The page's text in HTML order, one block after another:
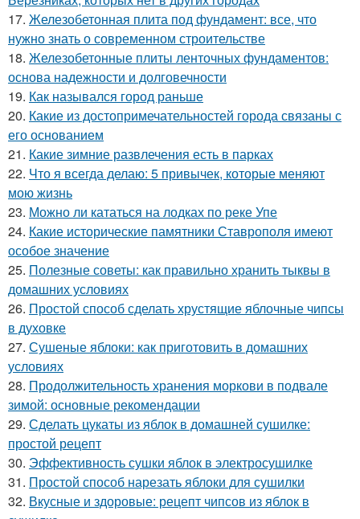
17. Железобетонная плита под фундамент: все, что
нужно знать о современном строительстве
18. Железобетонные плиты ленточных фундаментов:
основа надежности и долговечности
19. Как назывался город раньше
20. Какие из достопримечательностей города связаны с
его основанием
21. Какие зимние развлечения есть в парках
22. Что я всегда делаю: 5 привычек, которые меняют
мою жизнь
23. Можно ли кататься на лодках по реке Упе
24. Какие исторические памятники Ставрополя имеют
особое значение
25. Полезные советы: как правильно хранить тыквы в
домашних условиях
26. Простой способ сделать хрустящие яблочные чипсы
в духовке
27. Сушеные яблоки: как приготовить в домашних
условиях
28. Продолжительность хранения моркови в подвале
зимой: основные рекомендации
29. Сделать цукаты из яблок в домашней сушилке:
простой рецепт
30. Эффективность сушки яблок в электросушилке
31. Простой способ нарезать яблоки для сушилки
32. Вкусные и здоровые: рецепт чипсов из яблок в